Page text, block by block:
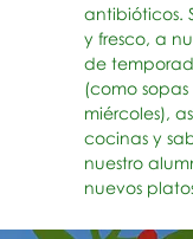
antibióticos.
y fresco, a
de
(como sopas
miércoles),
cocinas y
nuestro
nuevos